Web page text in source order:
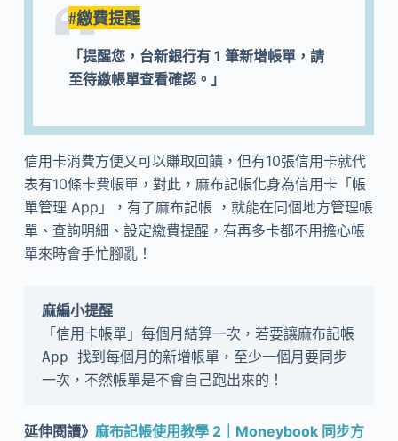
#繳費提醒
「提醒您，台新銀行有 1 筆新增帳單，請
至待繳帳單查看確認。」
信用卡消費方便又可以賺取回饋，但有10張信用卡就代
表有10條卡費帳單，對此，麻布記帳化身為信用卡「帳
單管理 App」，有了麻布記帳 ，就能在同個地方管理帳
單、查詢明細、設定繳費提醒，有再多卡都不用擔心帳
單來時會手忙腳亂！
麻編小提醒
「信用卡帳單」每個月結算一次，若要讓麻布記帳
App 找到每個月的新增帳單，至少一個月要同步
一次，不然帳單是不會自己跑出來的！
延伸閱讀》 麻布記帳使用教學 2｜Moneybook 同步方